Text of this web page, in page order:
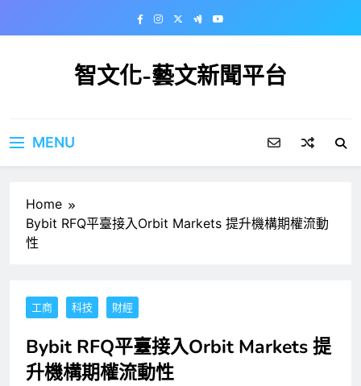
智文化-藝文新聞平台
MENU
Home
Bybit RFQ平臺接入Orbit Markets 提升機構期權流動
性
工商 科技 財經
Bybit RFQ平臺接入Orbit Markets 提
升機構期權流動性